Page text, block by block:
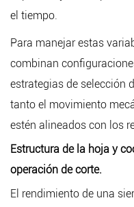
el tiempo.
Para manejar estas
combinan
estrategias de selección
tanto el movimiento
estén alineados con los
Estructura de la hoja y
operación de corte.
El rendimiento de una